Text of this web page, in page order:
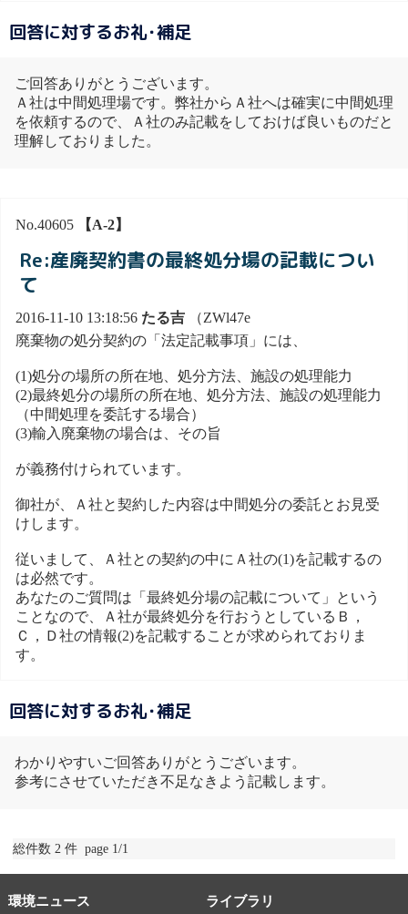
回答に対するお礼･補足
ご回答ありがとうございます。
Ａ社は中間処理場です。弊社からＡ社へは確実に中間処理
を依頼するので、Ａ社のみ記載をしておけば良いものだと
理解しておりました。
No.40605 【A-2】
Re:産廃契約書の最終処分場の記載につい
て
2016-11-10 13:18:56 たる吉 （ZWl47e
廃棄物の処分契約の「法定記載事項」には、
(1)処分の場所の所在地、処分方法、施設の処理能力
(2)最終処分の場所の所在地、処分方法、施設の処理能力
（中間処理を委託する場合）
(3)輸入廃棄物の場合は、その旨
が義務付けられています。
御社が、Ａ社と契約した内容は中間処分の委託とお見受
けします。
従いまして、Ａ社との契約の中にＡ社の(1)を記載するの
は必然です。
あなたのご質問は「最終処分場の記載について」という
ことなので、Ａ社が最終処分を行おうとしているＢ，
Ｃ，Ｄ社の情報(2)を記載することが求められておりま
す。
回答に対するお礼･補足
わかりやすいご回答ありがとうございます。
参考にさせていただき不足なきよう記載します。
総件数 2 件 page 1/1
環境ニュース ライブラリ